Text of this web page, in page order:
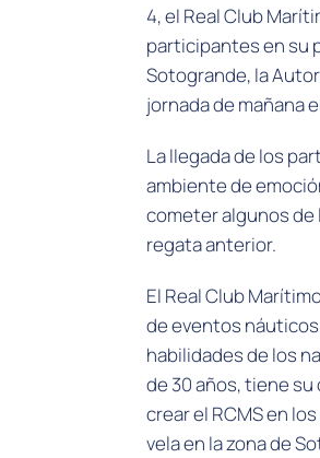
4, el Real Club
participantes en su
Sotogrande, la
jornada de mañana
La llegada de los
ambiente de
cometer algunos
regata anterior.
El Real Club
de eventos
habilidades de los
de 30 años, tiene
crear el RCMS en
vela en la zona de